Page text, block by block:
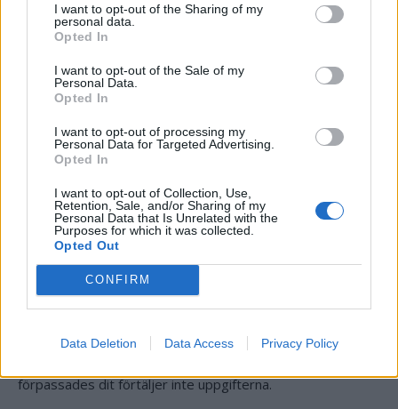
I want to opt-out of the Sharing of my
personal data.
Opted In
I want to opt-out of the Sale of my
Personal Data.
Opted In
I want to opt-out of processing my
Personal Data for Targeted Advertising.
Opted In
I want to opt-out of Collection, Use,
Retention, Sale, and/or Sharing of my
Personal Data that Is Unrelated with the
Purposes for which it was collected.
Opted Out
CONFIRM
Data Deletion Data Access Privacy Policy
Höjden över marken varierar mellan 1-3 meter. Höjden
bör vara betryggande för att förhindra inspektion från
katter. Starar, gråsparvar, pilfinkar, kajor, svalor och
tornseglare bor gärna nära varandra.
Holken ska placeras i skugga. I vilket väderstreck holken
Ordet ”holk” kan spåras till det fornsvenska ordet ”holker”
I den danska boken Fåglar som hobby kan man läsa ”…att
det sedan urminnes tider varit så populärt att sätta upp
holkar och fågelbord.”
Från Sverige finns det uppgifter om att slottsförvaltningen
på en holme i Norrström i Stockholm byggt ett så kallat
torde vara en av de tidigare uppgifterna om konstruerade
förpassades dit förtäljer inte uppgifterna.